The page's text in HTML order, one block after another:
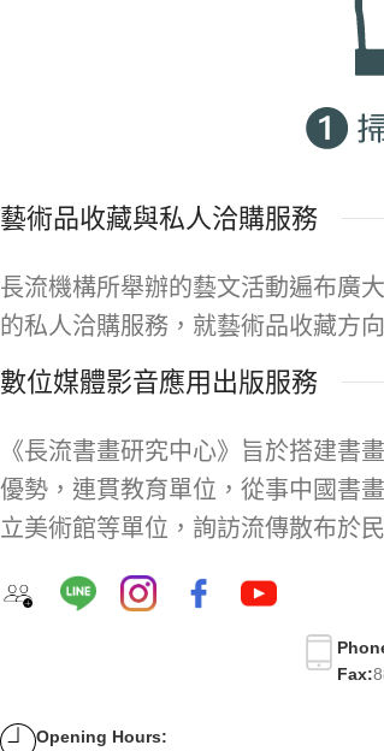
藝術品收藏與私人洽購服務
長流機構所舉辦的藝文活動遍布廣
的私人洽購服務，就藝術品收藏方
數位媒體影音應用出版服務
《長流書畫研究中心》旨於搭建書
優勢，連貫教育單位，從事中國書
立美術館等單位，詢訪流傳散布於
Fax:
Opening Hours: